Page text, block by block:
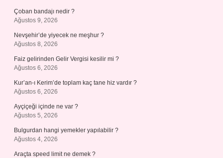
Çoban bandajı nedir ?
Ağustos 9, 2026
Nevşehir’de yiyecek ne meşhur ?
Ağustos 8, 2026
Faiz gelirinden Gelir Vergisi kesilir mi ?
Ağustos 6, 2026
Kur’an-ı Kerim’de toplam kaç tane hiz vardır ?
Ağustos 6, 2026
Ayçiçeği içinde ne var ?
Ağustos 5, 2026
Bulgurdan hangi yemekler yapılabilir ?
Ağustos 4, 2026
Araçta speed limit ne demek ?